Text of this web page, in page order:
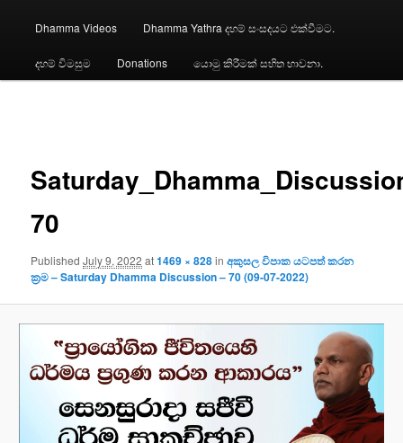
Dhamma Videos Dhamma Yathra දහම් සංසදයට එක්වීමට.
දහම් විමසුම Donations යොමු කිරීමක් සහිත භාවනා.
70
PublishedJuly 9, 2022 at1469 × 828inඅකුසල විපාක යටපත් කරන
ක්‍රම – Saturday Dhamma Discussion – 70 (09-07-2022)